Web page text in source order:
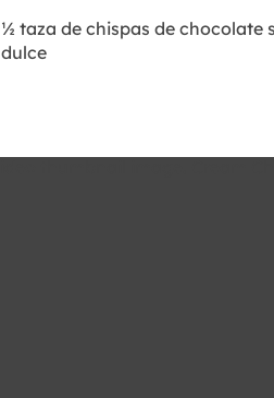
½ taza de chispas de chocolate
dulce